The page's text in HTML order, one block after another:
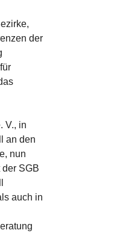
der
V., in
an den
nun
SGB
auch in